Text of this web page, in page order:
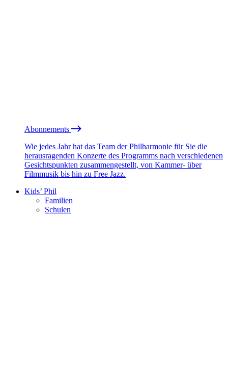
Abonnements
Wie jedes Jahr hat das Team der Philharmonie für Sie die
herausragenden Konzerte des Programms nach verschiedenen
Gesichtspunkten zusammengestellt, von Kammer- über
Filmmusik bis hin zu Free Jazz.
Kids’ Phil
Familien
Schulen